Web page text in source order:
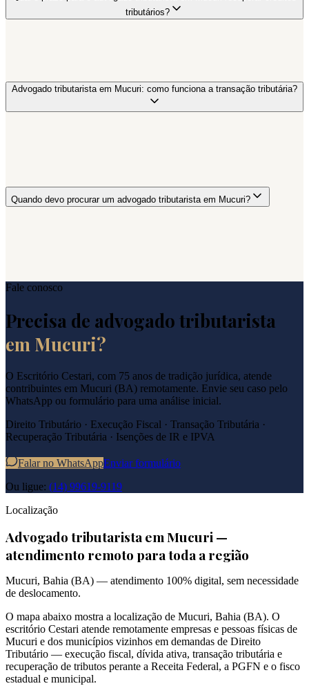
tributários?
Advogado tributarista em Mucuri: como funciona a transação tributária?
Quando devo procurar um advogado tributarista em Mucuri?
Fale conosco
Precisa de advogado tributarista
em Mucuri?
O Escritório Cestari, com 75 anos de tradição jurídica, atende
contribuintes em Mucuri (BA) remotamente. Envie seu caso pelo
WhatsApp ou formulário para uma análise inicial.
Direito Tributário · Execução Fiscal · Transação Tributária ·
Recuperação Tributária · Isenções de IR e IPVA
Falar no WhatsAppEnviar formulário
Ou ligue: (14) 99619-9119
Localização
Advogado tributarista emMucuri —
atendimento remoto para toda a região
Mucuri, Bahia (BA) — atendimento 100% digital, sem necessidade
de deslocamento.
O mapa abaixo mostra a localização de Mucuri, Bahia (BA). O
escritório Cestari atende remotamente empresas e pessoas físicas de
Mucuri e dos municípios vizinhos em demandas de Direito
Tributário — execução fiscal, dívida ativa, transação tributária e
recuperação de tributos perante a Receita Federal, a PGFN e o fisco
estadual e municipal.